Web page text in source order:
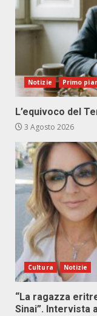
Notizie Primo
L’equivoco del
3 Agosto 2026
Cultura Notizie
“La ragazza
Sinai”. Intervista